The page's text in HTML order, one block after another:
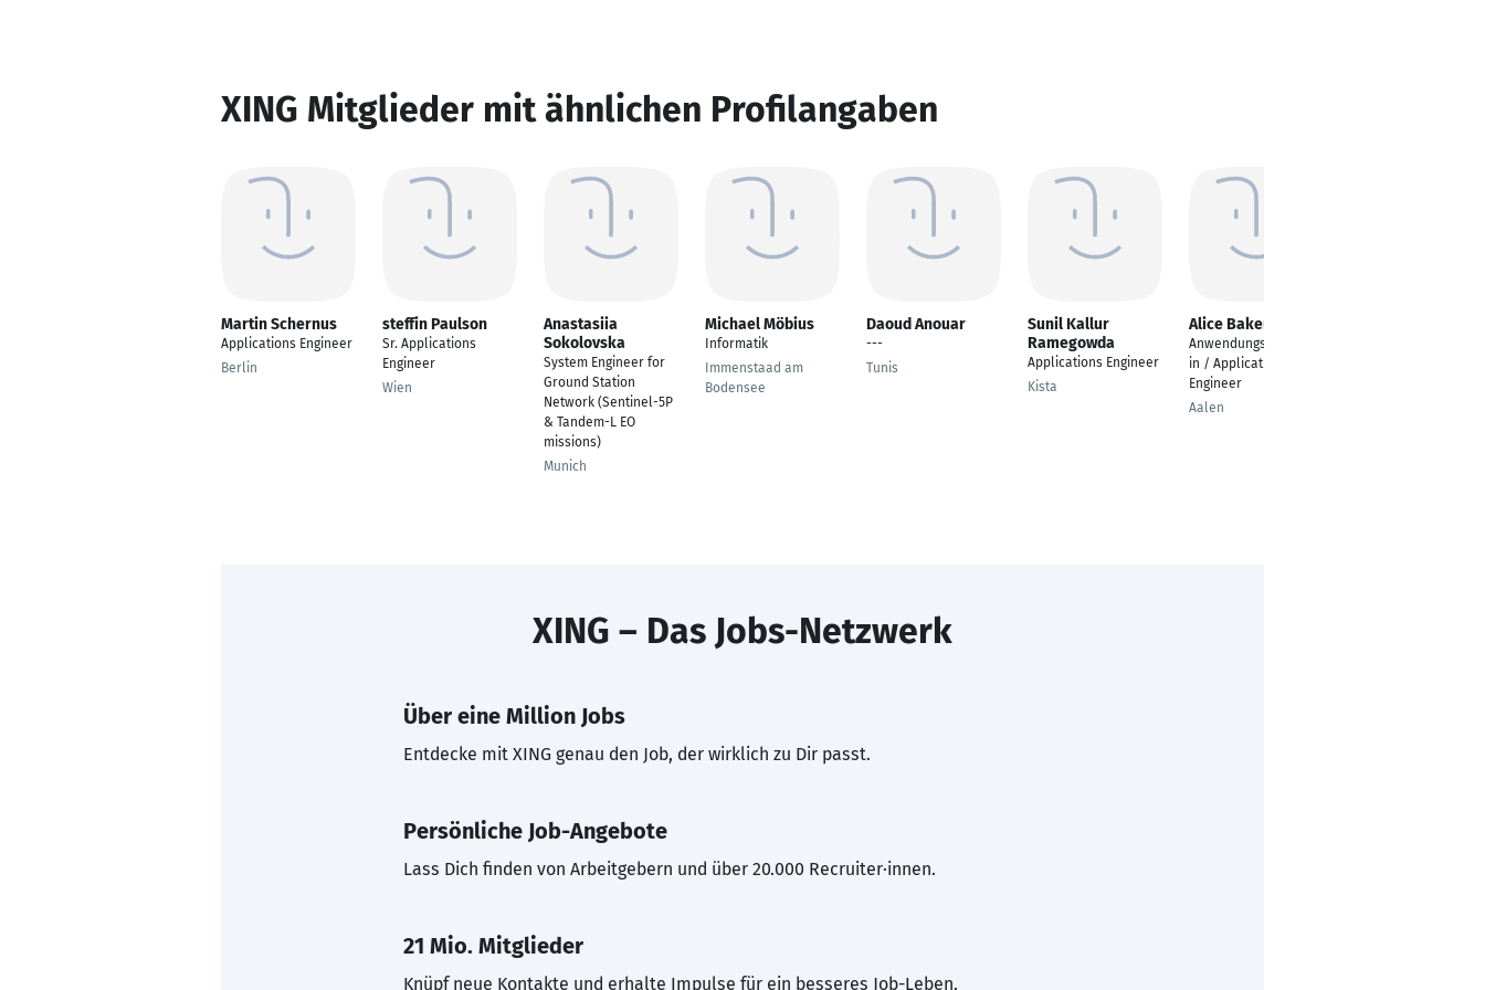
XING Mitglieder mit ähnlichen Profilangaben
Martin Schernus
Applications Engineer
Berlin
steffin Paulson
Sr. Applications
Engineer
Wien
Anastasiia
Sokolovska
System Engineer for
Ground Station
Network (Sentinel-5P
& Tandem-L EO
missions)
Munich
Michael Möbius
Informatik
Immenstaad am
Bodensee
Daoud Anouar
---
Tunis
Sunil Kallur
Ramegowda
Applications Engineer
Kista
Alice Baker
Anwendungstechniker
in / Applications
Engineer
Aalen
XING – Das Jobs-Netzwerk
Über eine Million Jobs
Entdecke mit XING genau den Job, der wirklich zu Dir passt.
Persönliche Job-Angebote
Lass Dich finden von Arbeitgebern und über 20.000 Recruiter·innen.
21 Mio. Mitglieder
Knüpf neue Kontakte und erhalte Impulse für ein besseres Job-Leben.